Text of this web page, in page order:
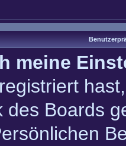
meine
des Boards